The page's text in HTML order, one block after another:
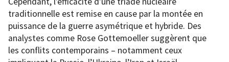
traditionnelle est remise en cause par la montée en
puissance de la guerre asymétrique et hybride. Des
analystes comme Rose Gottemoeller suggèrent que
les conflits contemporains – notamment ceux